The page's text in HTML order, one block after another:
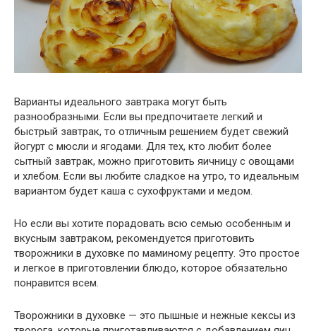
Варианты идеального завтрака могут быть
разнообразными. Если вы предпочитаете легкий и
быстрый завтрак, то отличным решением будет свежий
йогурт с мюсли и ягодами. Для тех, кто любит более
сытный завтрак, можно приготовить яичницу с овощами
и хлебом. Если вы любите сладкое на утро, то идеальным
вариантом будет каша с сухофруктами и медом.
Но если вы хотите порадовать всю семью особенным и
вкусным завтраком, рекомендуется приготовить
творожники в духовке по маминому рецепту. Это простое
и легкое в приготовлении блюдо, которое обязательно
понравится всем.
Творожники в духовке — это пышные и нежные кексы из